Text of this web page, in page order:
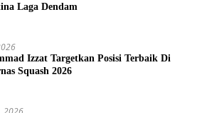
Laga Dendam
Izzat Targetkan Posisi Terbaik Di
Squash 2026